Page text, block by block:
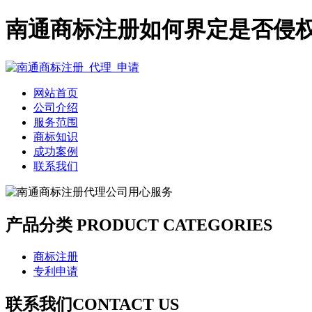
南通商标注册如何界定是否侵
网站首页
公司介绍
服务范围
商标知识
成功案例
联系我们
产品分类 PRODUCT CATEGORIES
商标注册
专利申请
联系我们CONTACT US